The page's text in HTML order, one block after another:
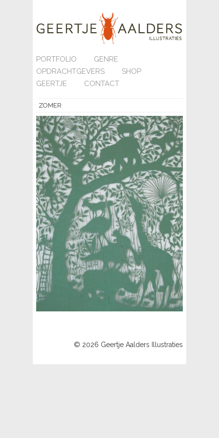
PORTFOLIO
GENRE
OPDRACHTGEVERS
SHOP
GEERTJE
CONTACT
ZOMER
© 2026 Geertje Aalders Illustraties